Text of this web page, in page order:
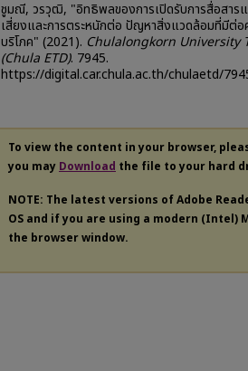
ชูมณี, วรวุฒิ, "อิทธิพลของการเปิดรับการสื่อสาร
เสี่ยงและการตระหนักต่อ ปัญหาสิ่งแวดล้อมที่มีต่
บริโภค" (2021). Chulalongkorn University
(Chula ETD). 7945.
https://digital.car.chula.ac.th/chulaetd/
To view the content in your browser,
you may Download the file to your hard
NOTE: The latest versions of Adobe
OS and if you are using a modern
the browser window.